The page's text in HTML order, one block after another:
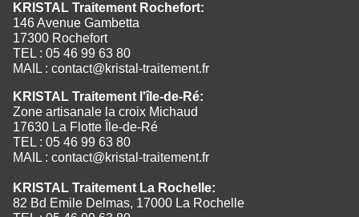
KRISTAL Traitement Rochefort:
146 Avenue Gambetta
17300 Rochefort
TEL : 05 46 99 63 80
MAIL : contact@kristal-traitement.fr
KRISTAL Traitement l'île-de-Ré:
Zone artisanale la croix Michaud
17630 La Flotte Île-de-Ré
TEL : 05 46 99 63 80
MAIL : contact@kristal-traitement.fr
KRISTAL Traitement La Rochelle:
82 Bd Emile Delmas, 17000 La Rochelle